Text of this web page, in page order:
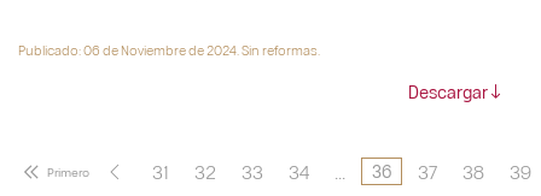
Publicado: 06 de Noviembre de 2024. Sin reformas.
Descargar
31 32 33 34 ... 36 37 38
39